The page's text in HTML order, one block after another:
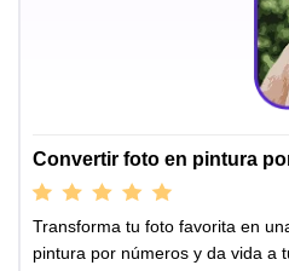
Convertir foto en pintura
Transforma tu foto favorita en
pintura por números y da vida a